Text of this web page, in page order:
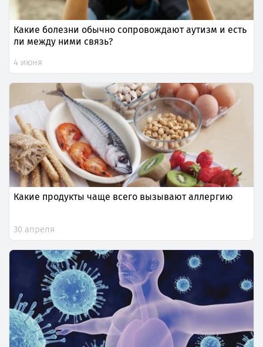
Какие болезни обычно сопровождают аутизм и есть
ли между ними связь?
4 июня
Какие продукты чаще всего вызывают аллергию
30 апреля